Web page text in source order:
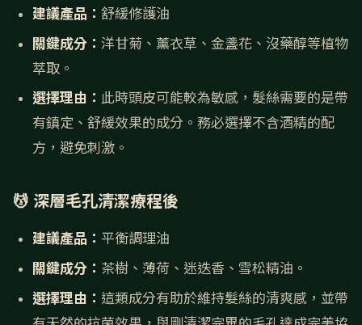
建議產品： 舒緩修護油
關鍵成分： 洋甘菊、薰衣草、金盞花、沒藥醇等植物
萃取。
選擇理由： 此時頭皮可能較為敏感，髮絲需要的是帶
有鎮定、舒緩效果的成分。務必選擇不含酒精的配
方，避免刺激。
💆 深層毛孔清潔療程後
建議產品： 平衡調理油
關鍵成分： 茶樹、薄荷、迷迭香、雪松精油。
選擇理由： 這類成分有助於維持髮絲的清爽感，並帶